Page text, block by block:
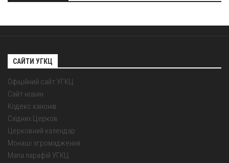
САЙТИ УГКЦ
Офіційний сайт УГКЦ
Сайт новин
Кодекс канонів
Східних Церков
Церковний календар
Монаші згромадження
Мапа парафій УГКЦ